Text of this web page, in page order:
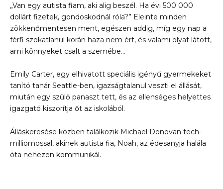
„Van egy autista fiam, aki alig beszél. Ha évi 500 000
dollárt fizetek, gondoskodnál róla?” Eleinte minden
zökkenőmentesen ment, egészen addig, míg egy nap a
férfi szokatlanul korán haza nem ért, és valami olyat látott,
ami könnyeket csalt a szemébe…
Emily Carter, egy elhivatott speciális igényű gyermekeket
tanító tanár Seattle-ben, igazságtalanul veszti el állását,
miután egy szülő panaszt tett, és az ellenséges helyettes
igazgató kiszorítja őt az iskolából.
Álláskeresése közben találkozik Michael Donovan tech-
milliomossal, akinek autista fia, Noah, az édesanyja halála
óta nehezen kommunikál.